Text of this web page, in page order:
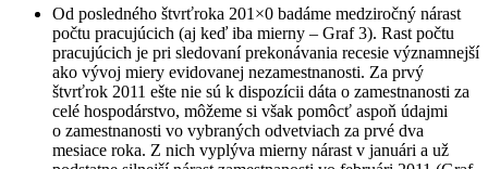
Od posledného štvrťroka 201×0 badáme medziročný nárast
počtu pracujúcich (aj keď iba mierny – Graf 3). Rast počtu
pracujúcich je pri sledovaní prekonávania recesie významnejší
ako vývoj miery evidovanej nezamestnanosti. Za prvý
štvrťrok 2011 ešte nie sú k dispozícii dáta o zamestnanosti za
celé hospodárstvo, môžeme si však pomôcť aspoň údajmi
o zamestnanosti vo vybraných odvetviach za prvé dva
mesiace roka. Z nich vyplýva mierny nárast v januári a už